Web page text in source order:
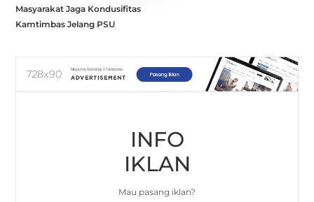
Masyarakat Jaga Kondusifitas
Kamtimbas Jelang PSU
INFO
IKLAN
Mau pasang iklan?